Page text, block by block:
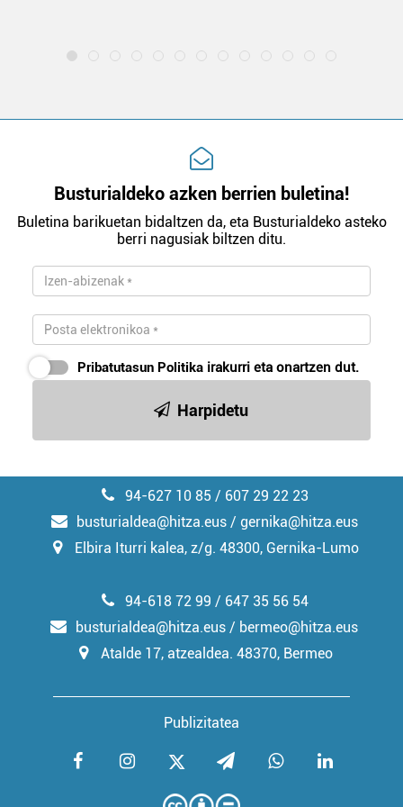
Busturialdeko azken berrien buletina!
Buletina barikuetan bidaltzen da, eta Busturialdeko asteko
berri nagusiak biltzen ditu.
Pribatutasun Politika irakurri eta onartzen dut.
Harpidetu
94-627 10 85 / 607 29 22 23
busturialdea@hitza.eus / gernika@hitza.eus
Elbira Iturri kalea, z/g. 48300, Gernika-Lumo
Publizitatea
94-618 72 99 / 647 35 56 54
busturialdea@hitza.eus / bermeo@hitza.eus
Atalde 17, atzealdea. 48370, Bermeo